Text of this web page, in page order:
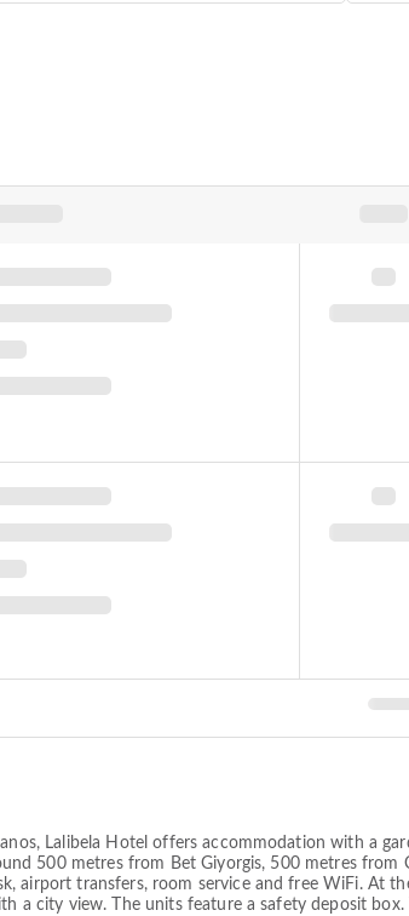
Lalibela Hotel offers accommodation with a
500 metres from Bet Giyorgis, 500 metres
airport transfers, room service and free WiFi. At
a city view. The units feature a safety deposit